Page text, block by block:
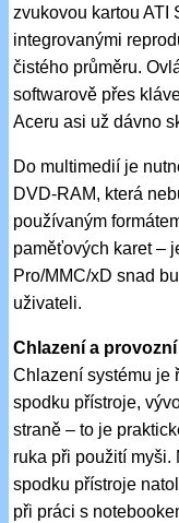
zvukovou kartou ATI
integrovanými
čistého průměru.
softwarově přes
Aceru asi už dávno
Do multimedií je
DVD-RAM, která
používaným
paměťových karet –
Pro/MMC/xD snad
uživateli.
Chlazení a
Chlazení systému je
spodku přístroje,
straně – to je
ruka při použití myši.
spodku přístroje
při práci s